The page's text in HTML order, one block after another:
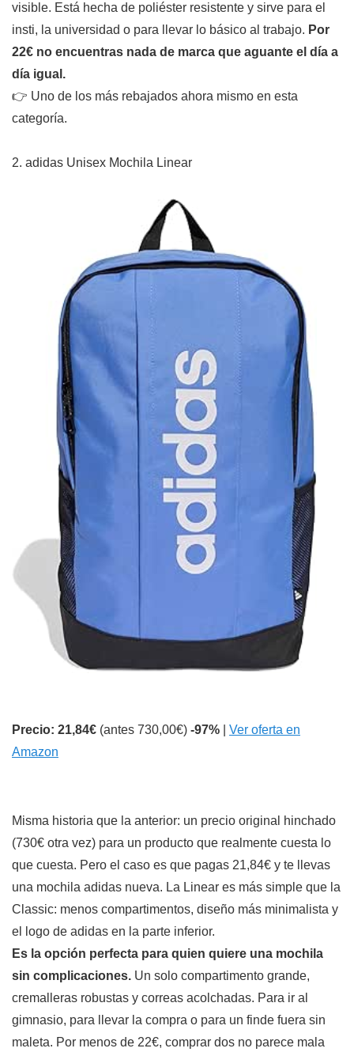
visible. Está hecha de poliéster resistente y sirve para el
insti, la universidad o para llevar lo básico al trabajo. Por
22€ no encuentras nada de marca que aguante el día a
día igual.
👉 Uno de los más rebajados ahora mismo en esta
categoría.
2. adidas Unisex Mochila Linear
Precio: 21,84€ (antes 730,00€) -97%
Ver oferta en
Amazon
Misma historia que la anterior: un precio original hinchado
(730€ otra vez) para un producto que realmente cuesta lo
que cuesta. Pero el caso es que pagas 21,84€ y te llevas
una mochila adidas nueva. La Linear es más simple que la
Classic: menos compartimentos, diseño más minimalista y
el logo de adidas en la parte inferior.
Es la opción perfecta para quien quiere una mochila
sin complicaciones. Un solo compartimento grande,
cremalleras robustas y correas acolchadas. Para ir al
gimnasio, para llevar la compra o para un finde fuera sin
maleta. Por menos de 22€, comprar dos no parece mala